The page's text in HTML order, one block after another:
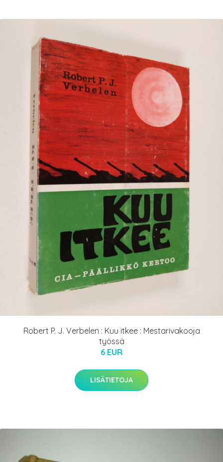
Robert P. J. Verbelen : Kuu itkee : Mestarivakooja
työssä
6 EUR
LISÄTIETOJA